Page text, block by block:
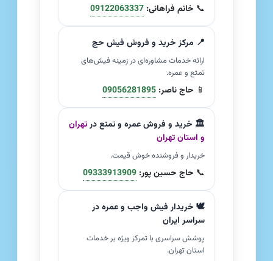
📞 خانم فراهانی: 09122063337
📍 مرکز خرید و فروش فیش حج
ارائه خدمات مشاوره‌ای در زمینه فیش‌های
تمتع و عمره.
📱 حاج ناصر: 09056281895
🏛️ خرید و فروش عمره و تمتع درتهران
و استان تهران
خریدار و فروشنده خوش قیمت.
📞 حاج حسین پور: 09333913909
🕊️ خریدار فیش واجب و عمره در
سراسر ایران
پوشش سراسری با تمرکز ویژه بر خدمات
استان تهران.